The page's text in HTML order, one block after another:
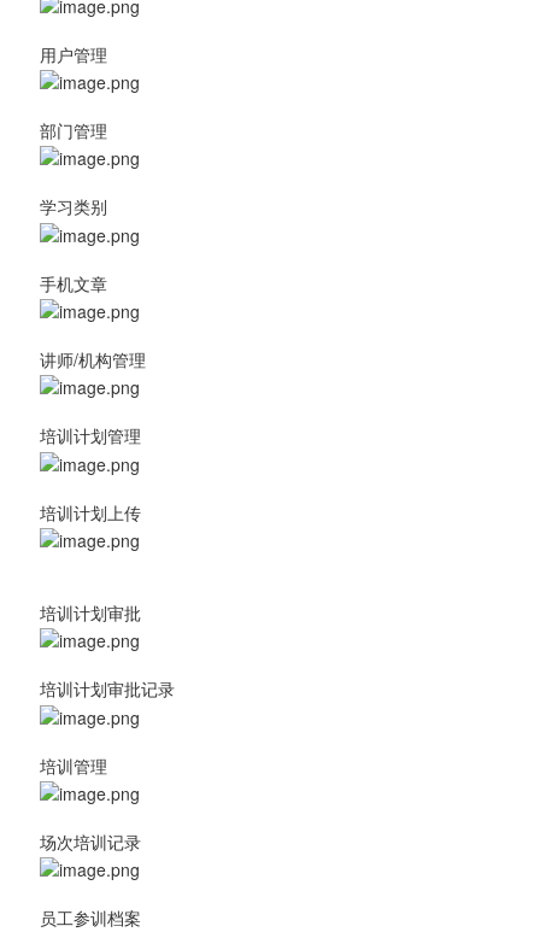
用户管理
部门管理
学习类别
手机文章
讲师/机构管理
培训计划管理
培训计划上传
培训计划审批
培训计划审批记录
培训管理
场次培训记录
员工参训档案